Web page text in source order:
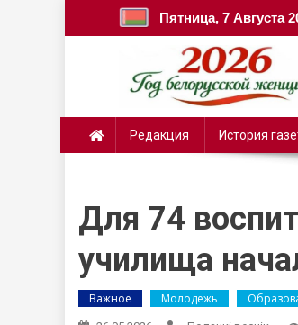
Пятница, 7 Августа
Редакция История
Для 74
училища
Важное Молодежь